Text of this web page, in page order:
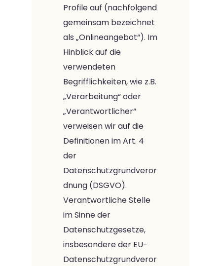
Profile auf (nachfolgend
gemeinsam bezeichnet
als „Onlineangebot“). Im
Hinblick auf die
verwendeten
Begrifflichkeiten, wie z.B.
„Verarbeitung“ oder
„Verantwortlicher“
verweisen wir auf die
Definitionen im Art. 4
der
Datenschutzgrundveror
dnung (DSGVO).
Verantwortliche Stelle
im Sinne der
Datenschutzgesetze,
insbesondere der EU-
Datenschutzgrundveror